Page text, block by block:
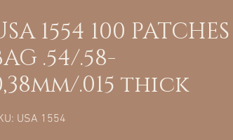
1554 100 PATCHES
.54/.58-
.015 thick
USA 1554